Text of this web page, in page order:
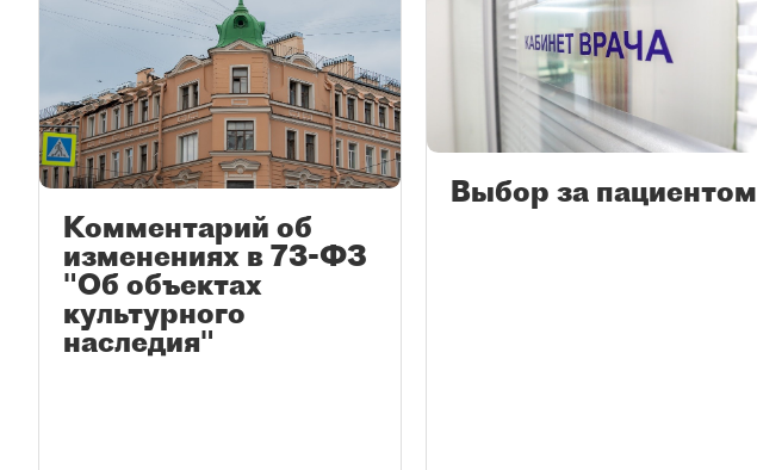
Комментарий об
изменениях в 73-ФЗ
"Об объектах
культурного
наследия"
Выбор за пациентом